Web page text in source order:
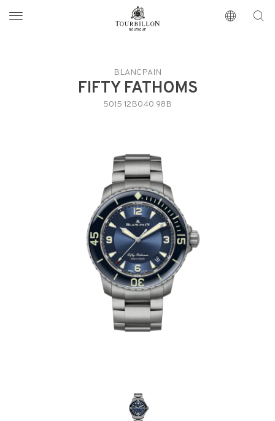
https://www.tourbillon.com/index.php/es
BLANCPAIN
FIFTY FATHOMS
5015 12B040 98B